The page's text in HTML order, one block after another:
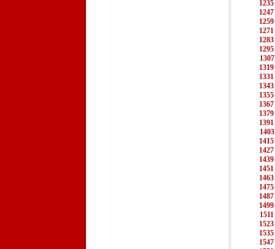
1235
1247
1259
1271
1283
1295
1307
1319
1331
1343
1355
1367
1379
1391
1403
1415
1427
1439
1451
1463
1475
1487
1499
1511
1523
1535
1547